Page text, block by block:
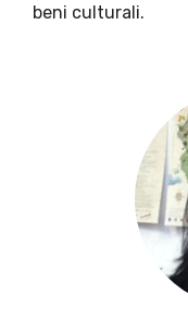
beni culturali.